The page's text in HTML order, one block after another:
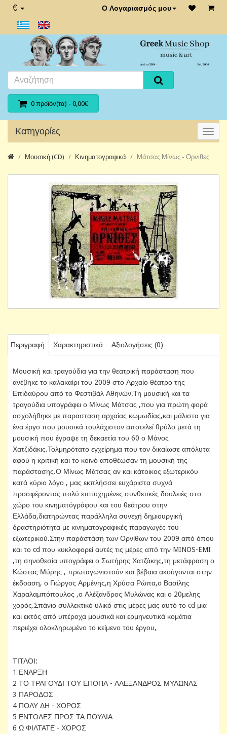
€ Ο Λογαριασμός μου
0 προϊόν(τα) - 0,00€
Κατηγορίες
Μουσική (CD) Κινηματογραφικά Μάτσας Μίνως - Ορνιθες
Περιγραφή Χαρακτηριστικά Αξιολογήσεις (0)
Μουσική και τραγούδια για την θεατρική παράσταση που
ανέβηκε το καλακαίρι του 2009 στο Αρχαίο θέατρο της
Επιδαύρου από το Φεστιβάλ Αθηνών.Τη μουσική και τα
τραγούδια υπογράφει ο Μίνως Μάτσας ,που για πρώτη φορά
ασχολήθηκε με παρασταση αρχαίας κωμωδίας,και μάλιστα για
ένα έργο που μουσικά τουλάχιστον αποτελεί θρύλο μετά τη
μουσική που έγραψε τη δεκαετία του 60 ο Μάνος
Χατζιδάκις.Τολμηρότατο εγχείρημα που τον δικαίωσε απόλυτα
αφού η κριτική και το κοινό αποθέωσαν τη μουσική της
παράστασης.Ο Μίνως Μάτσας αν και κάτοικος εξωτερικόυ
κατά κύριο λόγο , μας εκπλήσσει ευχάριστα συχνά
προσφέροντας πολύ επιτυχημένες συνθετικές δουλειές στο
χώρο του κινηματόγράφου και του θεάτρου στην
Ελλάδα,διατηρώντας παράλληλα συνεχή δημιουργική
δραστηριότητα με κινηματογραφικές παραγωγές του
εξωτερικού.Στην παράστάση των Ορνίθων του 2009 από όπου
και το cd που κυκλοφορεί αυτές τις μέρες από την MINOS-EMI
,τη σηνοθεσία υπογράφει ο Σωτήρης Χατζάκης,τη μετάφραση ο
Κώστας Μύρης , πρωταγωνιστούν και βέβαια ακούγονται στην
έκδοαση, ο Γιώργος Αρμένης,η Χρύσα Ρώπα,ο Βασίλης
Χαραλαμπόπουλος ,ο Αλέξανδρος Μυλώνας και ο 20μελης
χορός.Σπάνιο συλλεκτικό υλικό στις μέρες μας αυτό το cd μια
και εκτός από υπέροχα μουσικά και ερμηνευτικά κομάτια
περιέχει ολοκληρωμένο το κείμενο του έργου,
ΤΙΤΛΟΙ:
1 ΕΝΑΡΞΗ
2 ΤΟ ΤΡΑΓΟΥΔΙ ΤΟΥ ΕΠΟΠΑ - ΑΛΕΞΑΝΔΡΟΣ ΜΥΛΩΝΑΣ
3 ΠΑΡΟΔΟΣ
4 ΠΟΛΥ ΔΗ - ΧΟΡΟΣ
5 ΕΝΤΟΛΕΣ ΠΡΟΣ ΤΑ ΠΟΥΛΙΑ
6 Ω ΦΙΛΤΑΤΕ - ΧΟΡΟΣ